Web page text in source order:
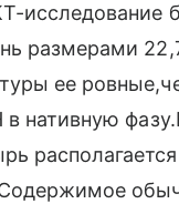
размерами
ее
нативную